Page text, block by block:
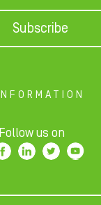
Subscribe
INFORMATION
Follow us on